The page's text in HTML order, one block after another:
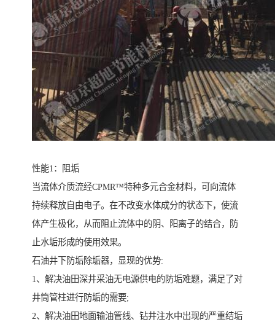
性能1：阻垢
当流体介质流经CPMR™特种多元合金材料，可向流体
持续释放自由电子。在不改变水体成分的状态下，使流
体产生极化，从而阻止流体中的阴、阳离子的结合，防
止水垢形成的使用效果。
石油井下防垢除垢器，显现的优势:
1、解决油田深井采油无电源供电的防垢难题，满足了对
井筒管柱进行防垢的需要;
2、解决油田地面输油管线、钻井注水中出现的严重结垢